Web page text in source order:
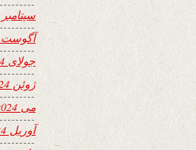
سپتامبر 2024
آگوست 2024
جولای 2024
ژوئن 2024
می 2024
آوریل 2024